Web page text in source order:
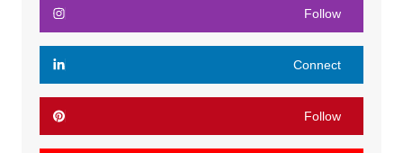
Follow
Connect
Follow